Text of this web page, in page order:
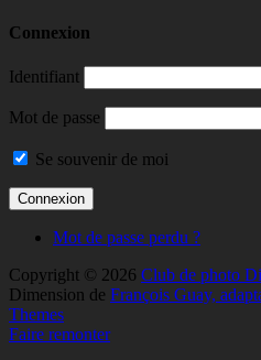
Connexion
Identifiant
Mot de passe
Se souvenir de moi
Mot de passe perdu ?
Copyright © 2026 Club de photo
Dimension de François Guay,
Themes
Faire remonter